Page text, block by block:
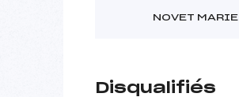
NOVET MARIE
Disqualifiés